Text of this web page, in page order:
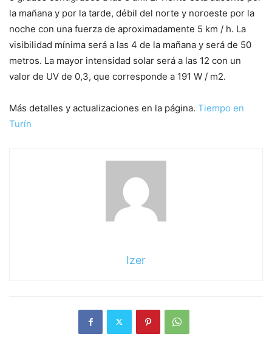
la mañana y por la tarde, débil del norte y noroeste por la
noche con una fuerza de aproximadamente 5 km / h. La
visibilidad mínima será a las 4 de la mañana y será de 50
metros. La mayor intensidad solar será a las 12 con un
valor de UV de 0,3, que corresponde a 191 W / m2.
Más detalles y actualizaciones en la página. Tiempo en
Turín
Izer